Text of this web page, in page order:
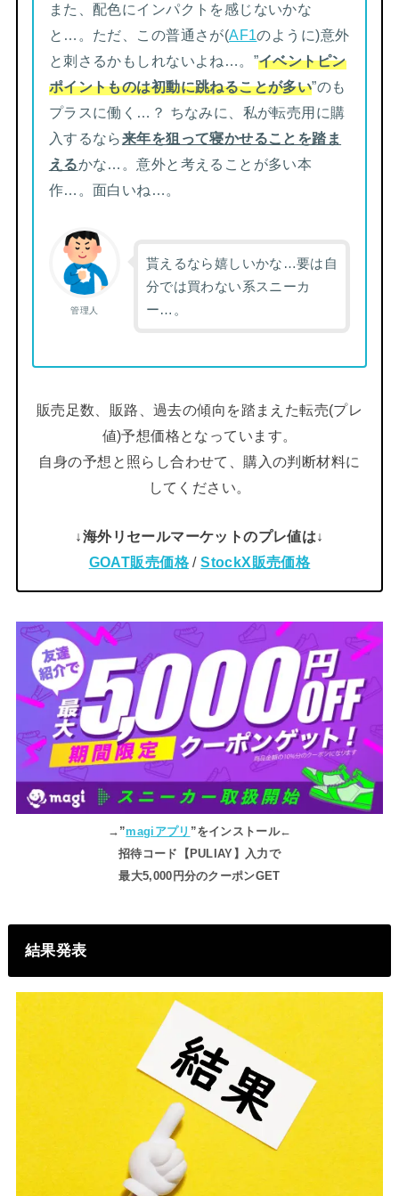
また、配色にインパクトを感じないかな
と…。ただ、この普通さが(AF1のように)意外
と刺さるかもしれないよね…。”イベントピン
ポイントものは初動に跳ねることが多い”のも
プラスに働く…？ ちなみに、私が転売用に購
入するなら来年を狙って寝かせることを踏ま
えるかな…。意外と考えることが多い本
作…。面白いね…。
管理人
貰えるなら嬉しいかな…要は自
分では買わない系スニーカ
ー…。
販売足数、販路、過去の傾向を踏まえた転売(プレ
値)予想価格となっています。
自身の予想と照らし合わせて、購入の判断材料に
してください。
↓海外リセールマーケットのプレ値は↓
GOAT販売価格/StockX販売価格
→”magiアプリ ”をインストール←
招待コード【PULIAY】入力で
最大5,000円分のクーポンGET
結果発表